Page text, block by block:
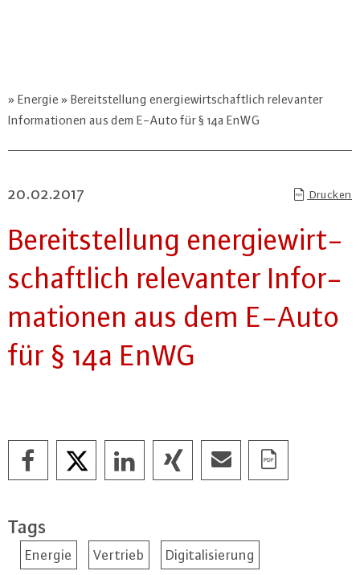
Energie
Bereitstellung energiewirtschaftlich relevanter
Informationen aus dem E-Auto für § 14a EnWG
20.02.2017 Drucken
Be­reit­stel­lung en­er­gie­wirt­
schaft­lich re­le­van­ter In­for­
ma­tio­nen aus dem E-Auto
für § 14a EnWG
Tags
Energie Vertrieb Digitalisierung